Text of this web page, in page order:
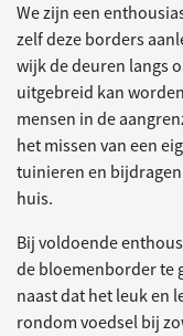
We zijn een
zelf deze borders
wijk de deuren langs
uitgebreid kan
mensen in de
het missen van een
tuinieren en
huis.
Bij voldoende
de bloemenborder te
naast dat het leuk en
rondom voedsel bij